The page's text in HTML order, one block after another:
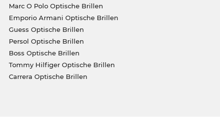
Marc O Polo Optische Brillen
Emporio Armani Optische Brillen
Guess Optische Brillen
Persol Optische Brillen
Boss Optische Brillen
Tommy Hilfiger Optische Brillen
Carrera Optische Brillen